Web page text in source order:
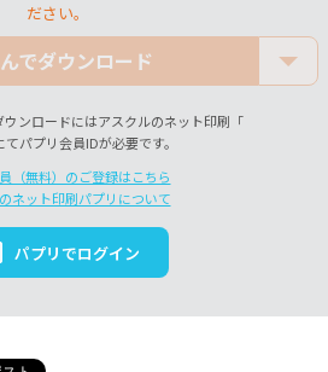
ださい。
でダウンロード
ウンロードにはアスクルのネット印刷「
てパプリ会員IDが必要です。
（無料）のご登録はこちら
ネット印刷パプリについて
パプリでログイン